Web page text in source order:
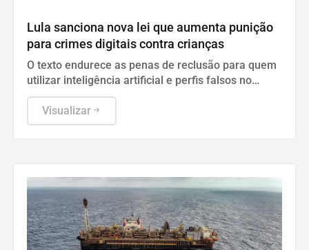
Lula sanciona nova lei que aumenta punição
para crimes digitais contra crianças
O texto endurece as penas de reclusão para quem
utilizar inteligência artificial e perfis falsos no
aliciamento e exploração de menores na internet.
Visualizar